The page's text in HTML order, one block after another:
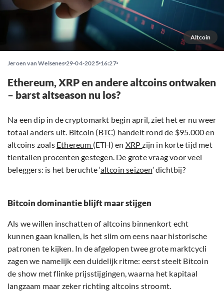
Altcoin
Jeroen van Welsenes 29-04-2025 16:27
Ethereum, XRP en andere altcoins ontwaken
– barst altseason nu los?
Na een dip in de cryptomarkt begin april, ziet het er nu weer
totaal anders uit. Bitcoin (BTC) handelt rond de $95.000 en
altcoins zoals Ethereum (ETH) en XRPzijn in korte tijd met
tientallen procenten gestegen. De grote vraag voor veel
beleggers: is het beruchte ‘altcoin seizoen’ dichtbij?
Bitcoin dominantie blijft maar stijgen
Als we willen inschatten of altcoins binnenkort echt
kunnen gaan knallen, is het slim om eens naar historische
patronen te kijken. In de afgelopen twee grote marktcycli
zagen we namelijk een duidelijk ritme: eerst steelt Bitcoin
de show met flinke prijsstijgingen, waarna het kapitaal
langzaam maar zeker richting altcoins stroomt.